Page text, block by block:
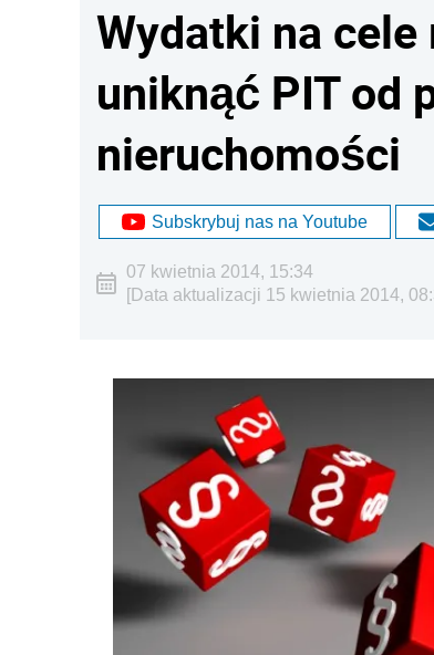
Wydatki na
uniknąć PIT od
nieruchomości
Subskrybuj nas na Youtube
07 kwietnia 2014, 15:34
[Data aktualizacji 15 kwietnia 2014,